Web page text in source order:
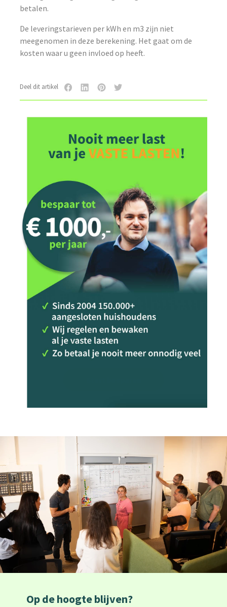
betalen.
De leveringstarieven per kWh en m3 zijn niet
meegenomen in deze berekening. Het gaat om de
kosten waar u geen invloed op heeft.
Deel dit artikel
Op de hoogte blijven?